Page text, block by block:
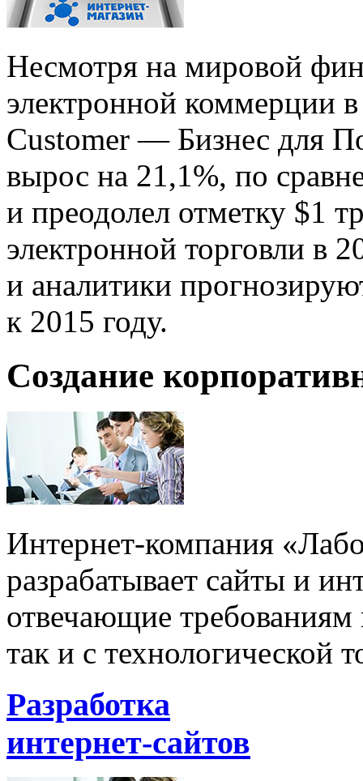
Несмотря на мировой
электронной коммерции
Customer — Бизнес для
вырос на 21,1%, по
и преодолел отметку $1
электронной торговли в
и аналитики
к 2015 году.
Создание
Интернет-компания
разрабатывает сайты и
отвечающие требованиям
так и с технологической
Разработка
интернет-сайтов